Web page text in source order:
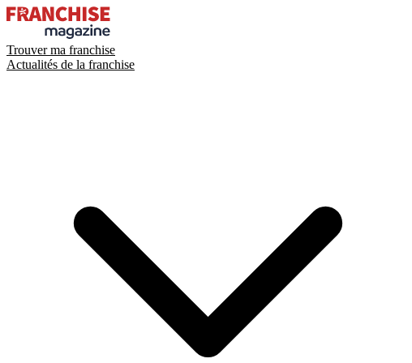
Trouver ma franchise
Actualités de la franchise